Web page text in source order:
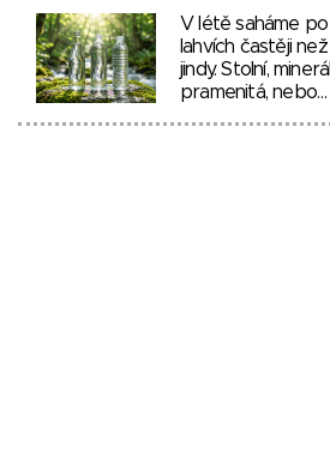
V létě saháme po
lahvích častěji než
jindy. Stolní,
pramenitá, nebo…